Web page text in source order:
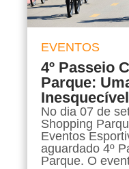
EVENTOS
4º Passeio
Parque:
Inesquecível
No dia 07 de
Shopping
Eventos
aguardado 4º
Parque. O